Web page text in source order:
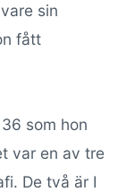
sin
fått
som hon
var en av tre
De två är I